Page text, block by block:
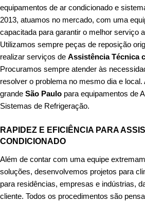
equipamentos de ar condicionado e
2013, atuamos no mercado, com uma
capacitada para garantir o melhor serviço
Utilizamos sempre peças de reposição
realizar serviços de Assistência Técnica
Procuramos sempre atender às
resolver o problema no mesmo dia e
grande São Paulo para equipamentos de
Sistemas de Refrigeração.
RAPIDEZ E EFICIÊNCIA PARA
CONDICIONADO
Além de contar com uma equipe
soluções, desenvolvemos projetos para
para residências, empresas e indústrias,
cliente. Todos os procedimentos são